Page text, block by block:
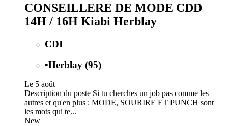
CONSEILLERE DE MODE CDD
14H / 16H Kiabi Herblay
CDI
•Herblay (95)
Le 5 août
Description du poste Si tu cherches un job pas comme les
autres et qu'en plus : MODE, SOURIRE ET PUNCH sont
les mots qui te...
New